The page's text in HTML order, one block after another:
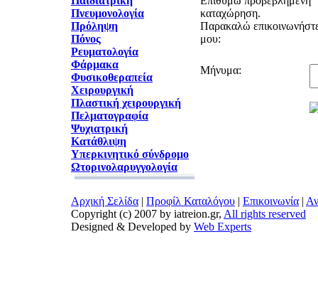
Πνευμονολογία
Πρόληψη
Πόνος
Ρευματολογία
Φάρμακα
Φυσικοθεραπεία
Χειρουργική
Πλαστική χειρουργική
Πελματογραφία
Ψυχιατρική
Κατάθλιψη
Υπερκινητικό σύνδρομο
Ωτορινολαρυγγολογία
καταχώρηση.
Παρακαλώ
μου:
Μήνυμα:
Αρχική Σελίδα | Προφίλ Καταλόγου | Επικοινωνία |
Copyright (c) 2007 by iatreion.gr, All rights reserved
Designed & Developed by Web Experts